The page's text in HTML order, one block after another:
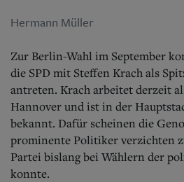
Start
Wer wir
Aktuelle
Abonnenten-
Berlin-
Schlesien
Danzig und
Bücher
Hermann Müller
Zur Berlin-Wahl im September
die SPD mit Steffen Krach als
antreten. Krach arbeitet derzeit
Hannover und ist in der
bekannt. Dafür scheinen die
prominente Politiker verzichten
Partei bislang bei Wählern der
konnte.